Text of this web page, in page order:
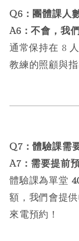
Q6：團體課人
A6：不會，我
通常保持在 8
教練的照顧與指
Q7：體驗課需
A7：需要提前
體驗課為單堂
額，我們會提
來電預約！